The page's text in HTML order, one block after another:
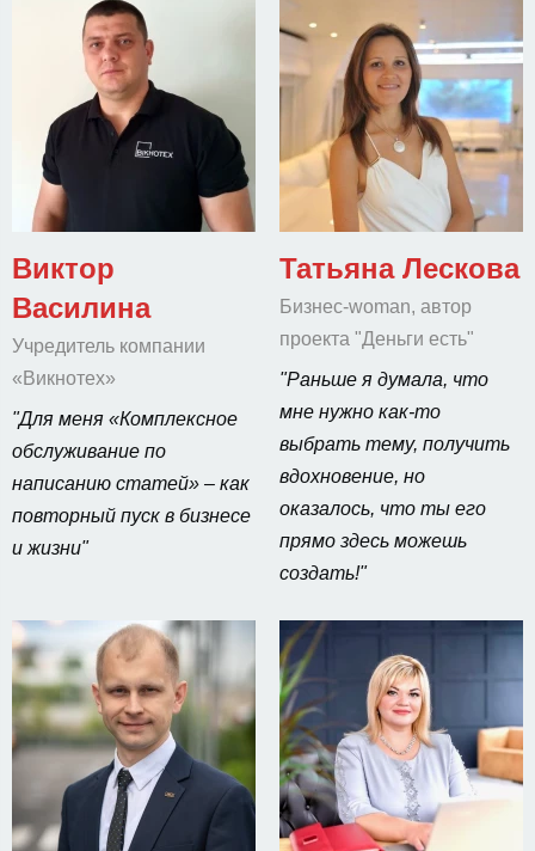
Виктор
Василина
Учредитель компании
«Викнотех»
"Для меня «Комплексное
обслуживание по
написанию статей» – как
повторный пуск в бизнесе
и жизни"
Татьяна Лескова
Бизнес-woman, автор
проекта "Деньги есть"
"Раньше я думала, что
мне нужно как-то
выбрать тему, получить
вдохновение, но
оказалось, что ты его
прямо здесь можешь
создать!"